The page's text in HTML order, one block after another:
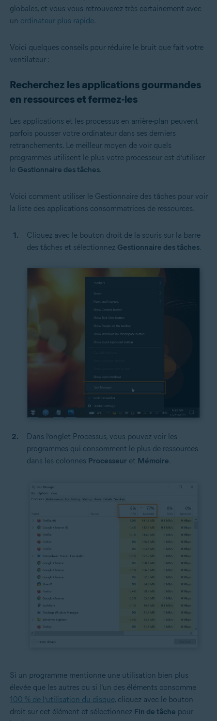
globales, et vous vous retrouverez très certainement avec
un ordinateur plus rapide.
Voici quelques conseils pour réduire le bruit que fait votre
ventilateur :
Recherchez les applications gourmandes
en ressources et fermez-les
Les applications et les processus en arrière-plan peuvent
parfois pousser votre ordinateur dans ses derniers
retranchements. Le meilleur moyen de voir quels
programmes utilisent le plus votre processeur est d’utiliser
le Gestionnaire des tâches.
Voici comment utiliser le Gestionnaire des tâches pour voir
la liste des applications consommatrices de ressources.
Cliquez avec le bouton droit de la souris sur la barre
des tâches et sélectionnez Gestionnaire des tâches.
Dans l’onglet Processus, vous pouvez voir les
programmes qui consomment le plus de ressources
dans les colonnes Processeur et Mémoire.
Si un programme mentionne une utilisation bien plus
élevée que les autres ou si l’un des éléments consomme
100 % de l’utilisation du disque, cliquez avec le bouton
droit sur cet élément et sélectionnez Fin de tâche pour